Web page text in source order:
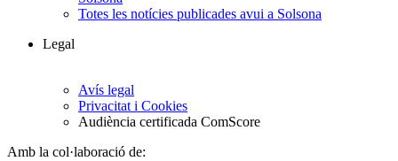
Totes les notícies publicades avui a Solsona
Legal
Avís legal
Privacitat i Cookies
Audiència certificada ComScore
Amb la col·laboració de: